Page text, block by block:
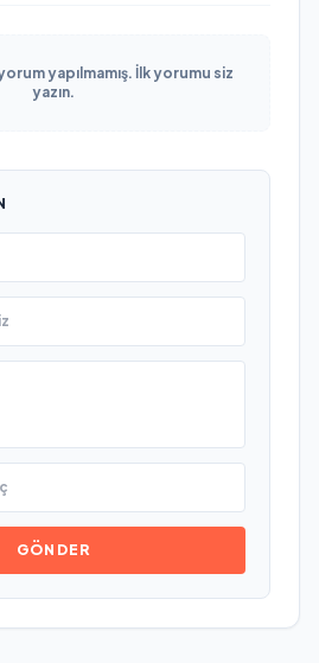
yapılmamış. İlk yorumu siz
yazın.
GÖNDER